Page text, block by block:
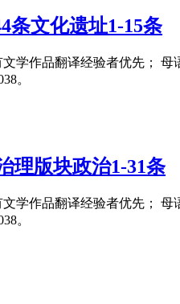
条文化遗址1-15条
学作品翻译经验者优先；
。
理版块政治1-31条
学作品翻译经验者优先；
。